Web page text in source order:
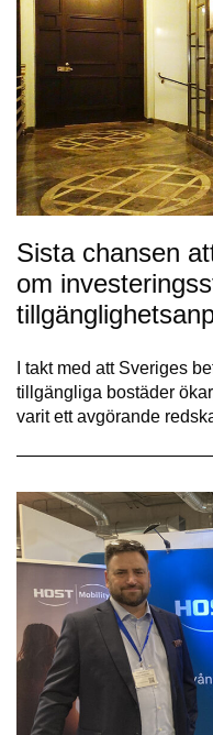
Sista chansen
om
I takt med att Sveriges
tillgängliga bostäder
varit ett avgörande